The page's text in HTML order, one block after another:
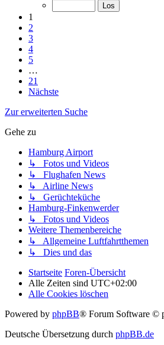
1
2
3
4
5
…
21
Nächste
Zur erweiterten Suche
Gehe zu
Hamburg Airport
↳ Fotos und Videos
↳ Flughafen News
↳ Airline News
↳ Gerüchteküche
Hamburg-Finkenwerder
↳ Fotos und Videos
Weitere Themenbereiche
↳ Allgemeine Luftfahrtthemen
↳ Dies und das
Startseite Foren-Übersicht
Alle Zeiten sind UTC+02:00
Alle Cookies löschen
Powered by phpBB® Forum Software ©
Deutsche Übersetzung durch phpBB.de